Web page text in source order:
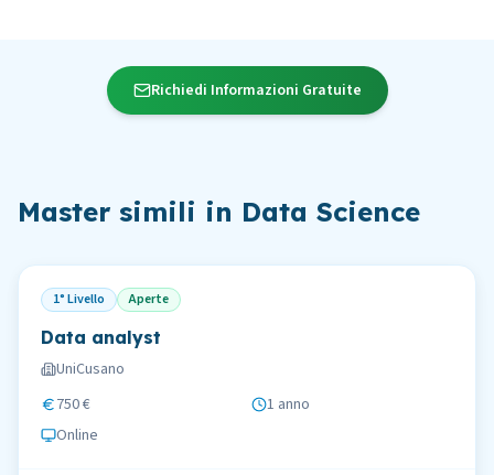
Richiedi Informazioni Gratuite
Master simili in Data Science
1° Livello Aperte
Data analyst
UniCusano
750 €
1 anno
Online